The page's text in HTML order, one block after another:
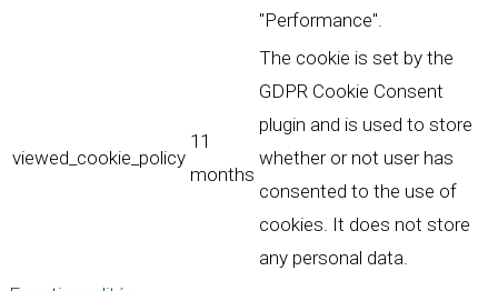
"Performance".
viewed_cookie_policy
11
months
The cookie is set by the
GDPR Cookie Consent
plugin and is used to store
whether or not user has
consented to the use of
cookies. It does not store
any personal data.